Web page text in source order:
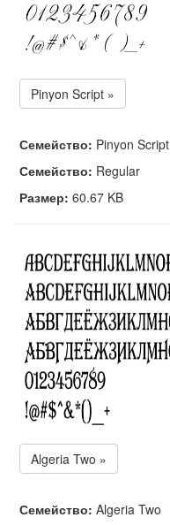
Pinyon Script »
Семейство: Pinyon Script
Семейство: Regular
Размер: 60.67 KB
Algeria Two »
Семейство: Algeria Two